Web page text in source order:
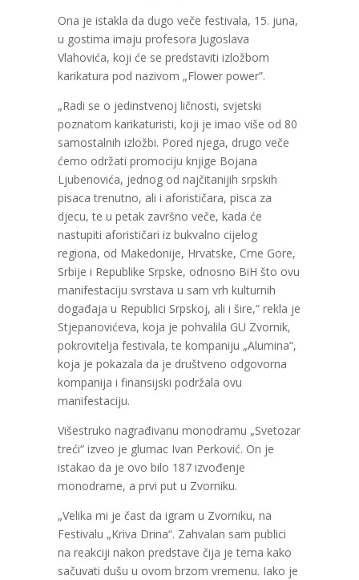
Ona je istakla da dugo veče festivala, 15. juna,
u gostima imaju profesora Jugoslava
Vlahovića, koji će se predstaviti izložbom
karikatura pod nazivom „Flower power”.
„Radi se o jedinstvenoj ličnosti, svjetski
poznatom karikaturisti, koji je imao više od 80
samostalnih izložbi. Pored njega, drugo veče
ćemo održati promociju knjige Bojana
Ljubenovića, jednog od najčitanijih srpskih
pisaca trenutno, ali i aforističara, pisca za
djecu, te u petak završno veče, kada će
nastupiti aforističari iz bukvalno cijelog
regiona, od Makedonije, Hrvatske, Crne Gore,
Srbije i Republike Srpske, odnosno BiH što ovu
manifestaciju svrstava u sam vrh kulturnih
događaja u Republici Srpskoj, ali i šire,“ rekla je
Stjepanovićeva, koja je pohvalila GU Zvornik,
pokrovitelja festivala, te kompaniju „Alumina“,
koja je pokazala da je društveno odgovorna
kompanija i finansijski podržala ovu
manifestaciju.
Višestruko nagrađivanu monodramu „Svetozar
treći“ izveo je glumac Ivan Perković. On je
istakao da je ovo bilo 187 izvođenje
monodrame, a prvi put u Zvorniku.
„Velika mi je čast da igram u Zvorniku, na
Festivalu „Kriva Drina“. Zahvalan sam publici
na reakciji nakon predstave čija je tema kako
sačuvati dušu u ovom brzom vremenu. Iako je